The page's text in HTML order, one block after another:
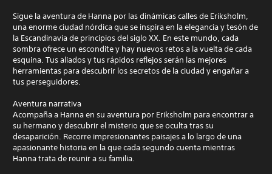
Sigue la aventura de Hanna por las dinámicas calles de Eriksholm,
una enorme ciudad nórdica que se inspira en la elegancia y tesón de
la Escandinavia de principios del siglo XX. En este mundo, cada
sombra ofrece un escondite y hay nuevos retos a la vuelta de cada
esquina. Tus aliados y tus rápidos reflejos serán las mejores
herramientas para descubrir los secretos de la ciudad y engañar a
tus perseguidores.
Aventura narrativa
Acompaña a Hanna en su aventura por Eriksholm para encontrar a
su hermano y descubrir el misterio que se oculta tras su
desaparición. Recorre impresionantes paisajes a lo largo de una
apasionante historia en la que cada segundo cuenta mientras
Hanna trata de reunir a su familia.